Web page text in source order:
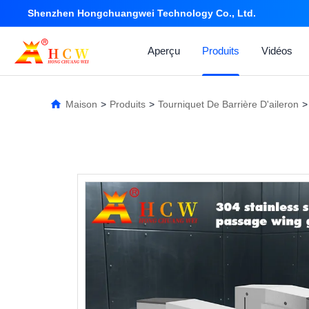
Shenzhen Hongchuangwei Technology Co., Ltd.
Aperçu Produits Vidéos
Maison > Produits > Tourniquet De Barrière D'aileron >